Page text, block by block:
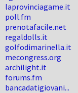
laprovinciagame.it
poll.fm
prenotafacile.net
regaldolls.it
golfodimarinella.it
mecongress.org
archilight.it
forums.fm
bancadatigiovani...